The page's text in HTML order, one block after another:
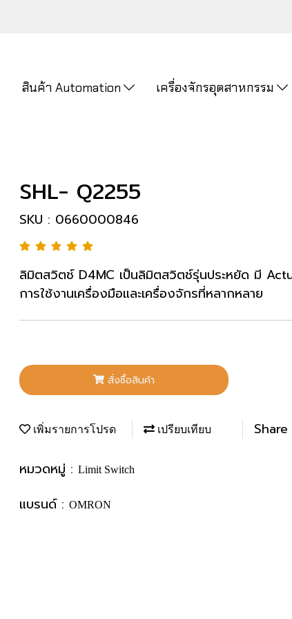
สินค้า Automation เครื่องจักรอุตสาหกรรม
SHL- Q2255
SKU : 0660000846
ลิมิตสวิตช์ D4MC เป็นลิมิตสวิตช์รุ่นประหยัด มี
การใช้งานเครื่องมือและเครื่องจักรที่หลากหลาย
สั่งซื้อสินค้า
เพิ่มรายการโปรด เปรียบเทียบ Share
หมวดหมู่ : Limit Switch
แบรนด์ : OMRON